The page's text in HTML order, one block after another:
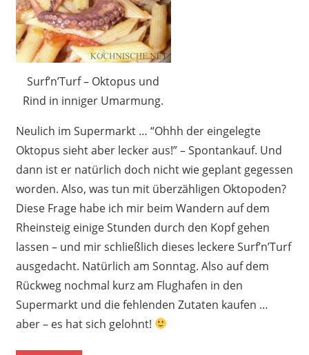
Surf’n’Turf – Oktopus und
Rind in inniger Umarmung.
Neulich im Supermarkt … “Ohhh der eingelegte
Oktopus sieht aber lecker aus!” – Spontankauf. Und
dann ist er natürlich doch nicht wie geplant gegessen
worden. Also, was tun mit überzähligen Oktopoden?
Diese Frage habe ich mir beim Wandern auf dem
Rheinsteig einige Stunden durch den Kopf gehen
lassen – und mir schließlich dieses leckere Surf’n’Turf
ausgedacht. Natürlich am Sonntag. Also auf dem
Rückweg nochmal kurz am Flughafen in den
Supermarkt und die fehlenden Zutaten kaufen …
aber – es hat sich gelohnt!